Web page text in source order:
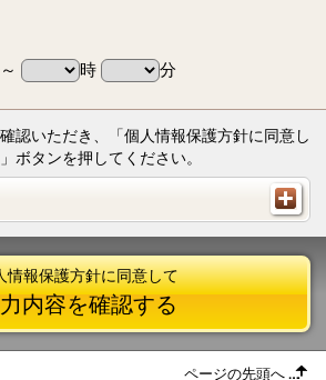
時 分
認いただき、「個人情報保護方針に同意し
ボタンを押してください。
情報保護方針に同意して
内容を確認する
ページの先頭へ